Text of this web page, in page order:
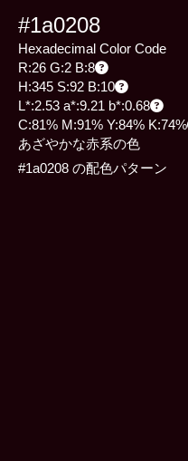
#1a0208
Hexadecimal Color Code
R:26 G:2 B:8
H:345 S:92 B:10
L*:2.53 a*:9.21 b*:0.68
C:81% M:91% Y:84% K:74%
あざやかな赤系の色
#1a0208 の配色パターン